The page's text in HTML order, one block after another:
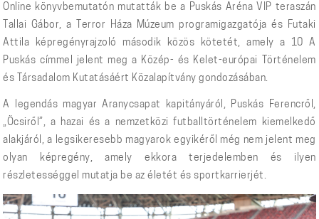
Online könyvbemutatón mutatták be a Puskás Aréna VIP teraszán
Tallai Gábor, a Terror Háza Múzeum programigazgatója és Futaki
Attila képregényrajzoló második közös kötetét, amely a 10 A
Puskás címmel jelent meg a Közép- és Kelet-európai Történelem
és Társadalom Kutatásáért Közalapítvány gondozásában.
A legendás magyar Aranycsapat kapitányáról, Puskás Ferencről,
„Öcsiről”, a hazai és a nemzetközi futballtörténelem kiemelkedő
alakjáról, a legsikeresebb magyarok egyikéről még nem jelent meg
olyan képregény, amely ekkora terjedelemben és ilyen
részletességgel mutatja be az életét és sportkarrierjét.